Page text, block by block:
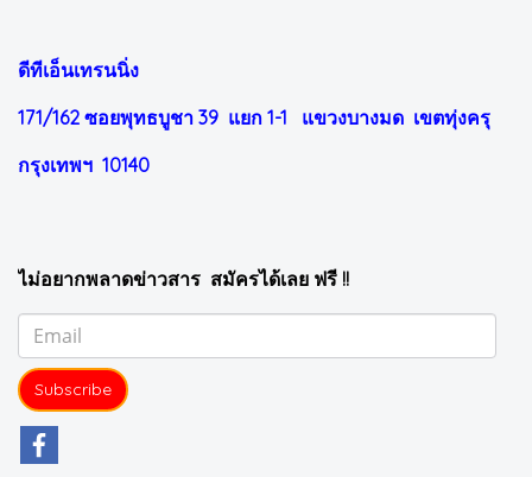
ดีทีเอ็นเทรนนิ่ง
171/162 ซอยพุทธบูชา 39 แยก 1-1 แขวงบางมด เขตทุ่งครุ
กรุงเทพฯ 10140
ไม่อยากพลาดข่าวสาร สมัครได้เลย ฟรี !!
Subscribe